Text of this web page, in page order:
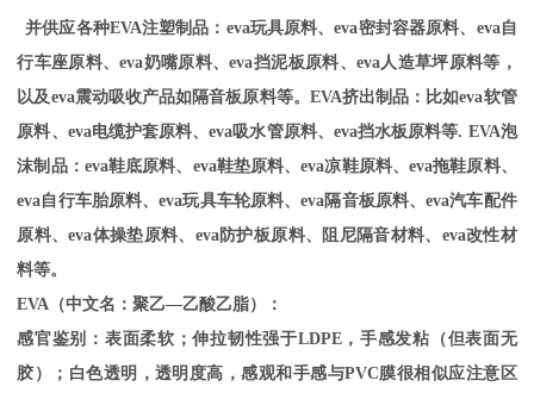
并供应各种EVA注塑制品：eva玩具原料、eva密封容器原料、eva自
行车座原料、eva奶嘴原料、eva挡泥板原料、eva人造草坪原料等，
以及eva震动吸收产品如隔音板原料等。EVA挤出制品：比如eva软管
原料、eva电缆护套原料、eva吸水管原料、eva挡水板原料等. EVA泡
沫制品：eva鞋底原料、eva鞋垫原料、eva凉鞋原料、eva拖鞋原料、
eva自行车胎原料、eva玩具车轮原料、eva隔音板原料、eva汽车配件
原料、eva体操垫原料、eva防护板原料、阻尼隔音材料、eva改性材
料等。
EVA（中文名：聚乙—乙酸乙脂）：
感官鉴别：表面柔软；伸拉韧性强于LDPE，手感发粘（但表面无
胶）；白色透明，透明度高，感观和手感与PVC膜很相似应注意区